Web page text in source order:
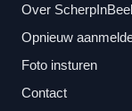
Over
Opnieuw
Foto insturen
Contact